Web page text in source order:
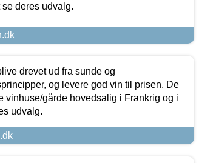
deres udvalg.
drevet ud fra sunde og
og levere god vin til prisen. De
vinhuse/gårde hovedsalig i Frankrig og i
udvalg.